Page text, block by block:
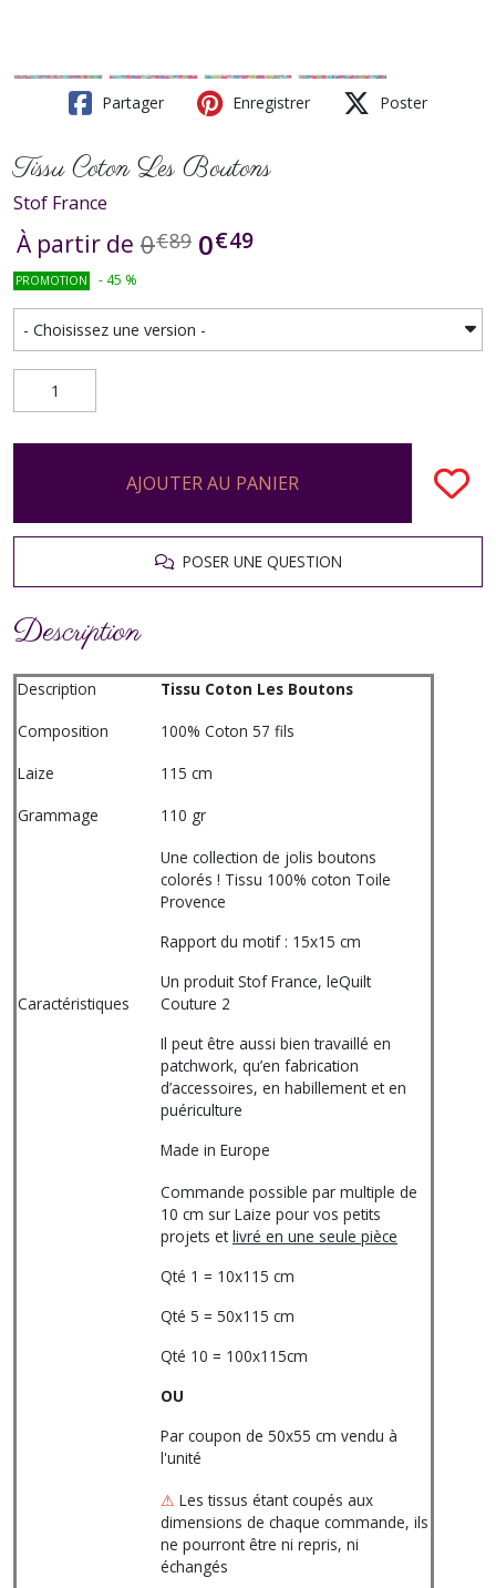
Partager Enregistrer Poster
Tissu Coton Les Boutons
Stof France
À partir de 0€89 0€49
PROMOTION - 45 %
AJOUTER AU PANIER
POSER UNE QUESTION
Description
Description
Tissu Coton Les Boutons
Composition
100% Coton 57 fils
Laize
115 cm
Grammage
110 gr
Caractéristiques
Une collection de jolis boutons
colorés ! Tissu 100% coton Toile
Provence
Rapport du motif : 15x15 cm
Un produit Stof France, leQuilt
Couture 2
Il peut être aussi bien travaillé en
patchwork, qu’en fabrication
d’accessoires, en habillement et en
puériculture
Made in Europe
Commande possible par multiple de
10 cm sur Laize pour vos petits
projets etlivré en une seule pièce
Qté 1 = 10x115 cm
Qté 5 = 50x115 cm
Qté 10 = 100x115cm
OU
Par coupon de 50x55 cm vendu à
l'unité
⚠ Les tissus étant coupés aux
dimensions de chaque commande, ils
ne pourront être ni repris, ni
échangés